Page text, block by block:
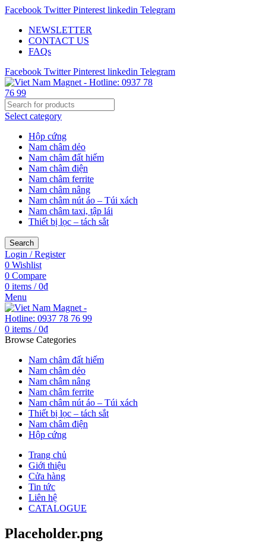
Facebook Twitter Pinterest linkedin Telegram
NEWSLETTER
CONTACT US
FAQs
Facebook Twitter Pinterest linkedin Telegram
Select category
Hộp cứng
Nam châm dẻo
Nam châm đất hiếm
Nam châm điện
Nam châm ferrite
Nam châm nâng
Nam châm nút áo – Túi xách
Nam châm taxi, tập lái
Thiết bị lọc – tách sắt
Search
Login / Register
0 Wishlist
0 Compare
0 items / 0₫
Menu
0 items / 0₫
Browse Categories
Nam châm đất hiếm
Nam châm dẻo
Nam châm nâng
Nam châm ferrite
Nam châm nút áo – Túi xách
Thiết bị lọc – tách sắt
Nam châm điện
Hộp cứng
Trang chủ
Giới thiệu
Cửa hàng
Tin tức
Liên hệ
CATALOGUE
Placeholder.png